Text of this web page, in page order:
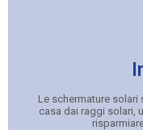
Le schermature
casa dai raggi solari,